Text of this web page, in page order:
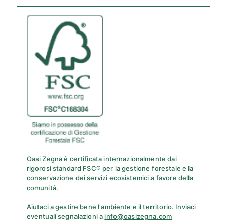
Oasi Zegna è certificata internazionalmente dai
rigorosi standard FSC® per la gestione forestale e la
conservazione dei servizi ecosistemici a favore della
comunità.
Aiutaci a gestire bene l'ambiente e il territorio. Inviaci
eventuali segnalazioni a info@oasizegna.com